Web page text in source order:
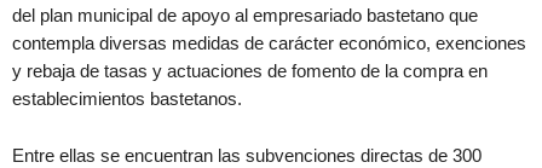
del plan municipal de apoyo al empresariado bastetano que
contempla diversas medidas de carácter económico, exenciones
y rebaja de tasas y actuaciones de fomento de la compra en
establecimientos bastetanos.
Entre ellas se encuentran las subvenciones directas de 300